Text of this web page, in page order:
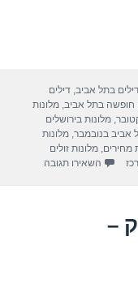
בתל אביב,דילים
חופשה בתל אביב,מלונות
,מלונות בירושלים
אביב בנובמבר,מלונות
מחירים,מלונות זולים
השאירו תגובה
–